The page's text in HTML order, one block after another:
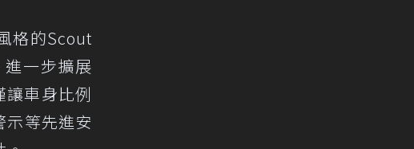
格的Scout
一步擴展
車身比例
示等先進安